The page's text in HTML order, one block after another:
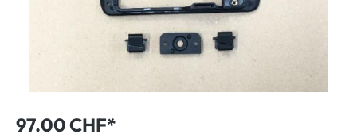
97.00 CHF*